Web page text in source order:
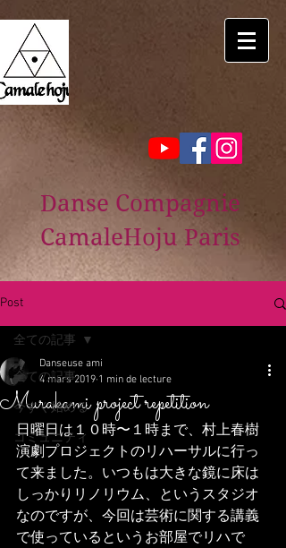
Danse Compagnie
CamaleHoju Paris
Post
全ての記事
今すぐ始める
コミュニティ
全ての記事
Murakami project repetition
Danseuse ami
4 mars 2019 1 min de lecture
日曜日は１０時〜１時まで、村上春樹
演劇プロジェクトのリハーサルに行っ
て来ました。いつもは大きな鏡に床は
しっかりリノリウム、というスタジオ
なのですが、今回は芸術に関する講義
で使っているというお部屋でリハで